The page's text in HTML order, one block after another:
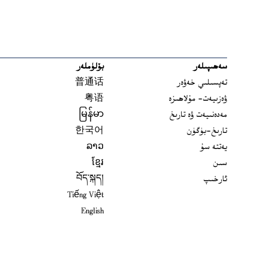
سەھىپىلەر
تەپسىلىي خەۋەر
ۋەزىيەت- مۇلاھىزە
مەدەنىيەت ۋە تارىخ
تارىخ-بۈگۈن
يەتتە سۇ
سىن
ئارخىپ
بۆلۈملەر
普通话
粤语
မြန်မာ
한국어
ລາວ
ខ្មែរ
བོད་སྐད།
Tiếng Việt
English